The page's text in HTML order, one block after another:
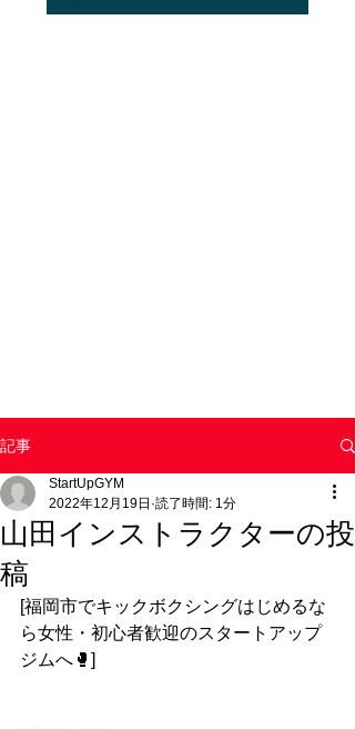
記事
山田インストラクターの投
稿
StartUpGYM
2022年12月19日 読了時間: 1分
[福岡市でキックボクシングはじめるな
ら女性・初心者歓迎のスタートアップ
ジムへ🥊]